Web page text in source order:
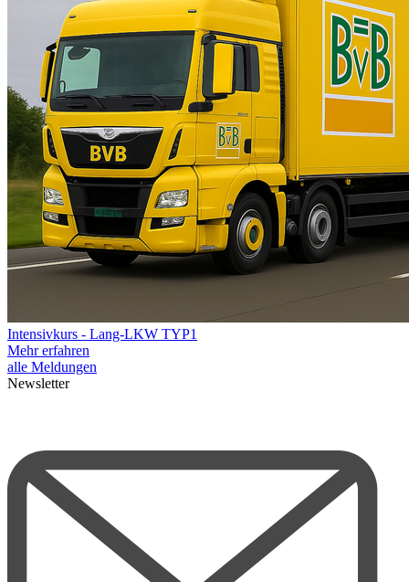
Intensivkurs - Lang-LKW TYP1
Mehr erfahren
alle Meldungen
Newsletter